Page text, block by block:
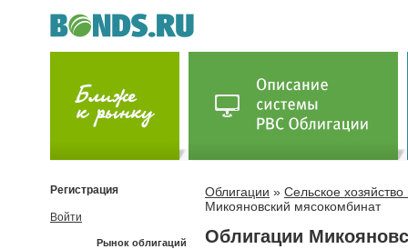
Облигации » Сельское
Микояновский мясокомбинат
Облигации
Регистрация
Войти
Рынок облигаций